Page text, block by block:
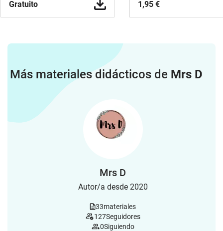
Gratuito 1,95 €
Más materiales didácticos de Mrs D
Mrs D
Autor/a desde 2020
33materiales
127Seguidores
0Siguiendo